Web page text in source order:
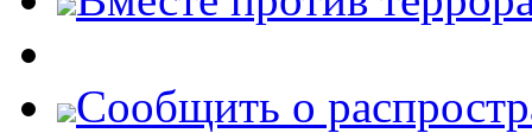
Cообщить о